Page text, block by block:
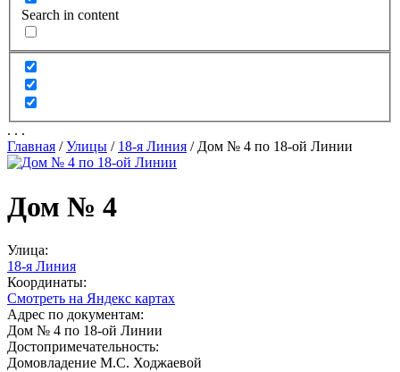
Search in content
. . .
Главная /Улицы / 18-я Линия / Дом № 4 по 18-ой Линии
Дом № 4
Улица:
18-я Линия
Координаты:
Смотреть на Яндекс картах
Адрес по документам:
Дом № 4 по 18-ой Линии
Достопримечательность:
Домовладение М.С. Ходжаевой